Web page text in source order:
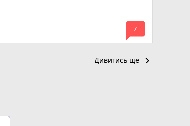
mode_comment
7
Дивитись ще keyboard_arrow_right